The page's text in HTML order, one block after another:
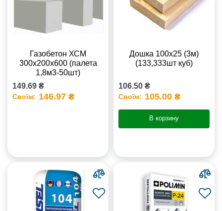
Газобетон ХСМ
300x200x600 (палета
1,8м3-50шт)
149.69 ₴
Своїм: 146.97 ₴
Дошка 100х25 (3м)
(133,333шт куб)
106.50 ₴
Своїм: 105.00 ₴
В корзину